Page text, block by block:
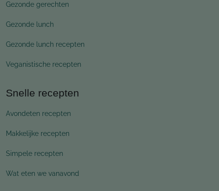
Gezonde gerechten
Gezonde lunch
Gezonde lunch recepten
Veganistische recepten
Snelle recepten
Avondeten recepten
Makkelijke recepten
Simpele recepten
Wat eten we vanavond